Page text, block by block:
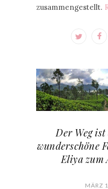
zusammengestellt.
Der Weg
wunderschöne
Eliya zum
MÄRZ